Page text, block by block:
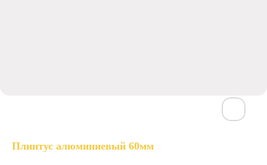
Плинтус алюминиевый 60мм